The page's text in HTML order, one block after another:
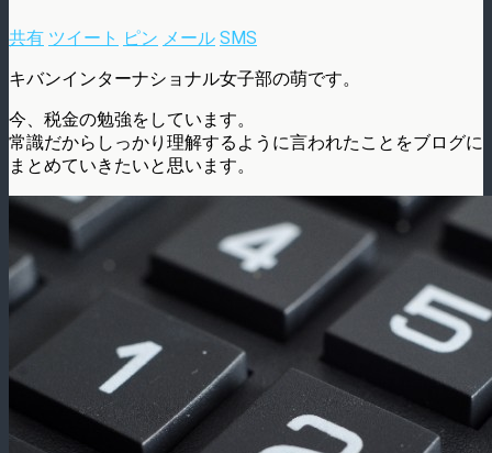
共有 ツイート ピン メール SMS
キバンインターナショナル女子部の萌です。
今、税金の勉強をしています。
常識だからしっかり理解するように言われたことをブログに
まとめていきたいと思います。